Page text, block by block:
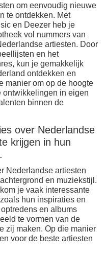
om eenvoudig nieuwe
te ontdekken. Met
en Deezer heb je
vol nummers van
artiesten. Door
en het
kun je gemakkelijk
ontdekken en
manier om op de hoogte
ontwikkelingen in eigen
binnen de
over Nederlandse
krijgen in hun
Nederlandse artiesten
en muziekstijl.
je vaak interessante
hun inspiraties en
en albums
te vormen van de
zij maken. Op die manier
voor de beste artiesten